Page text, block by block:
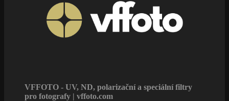
VFFOTO - UV, ND, polarizační a speciální filtry
pro fotografy | vffoto.com